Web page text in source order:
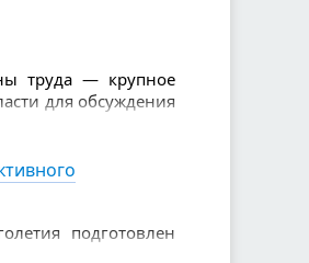
агрессия.
труда — крупное
для обсуждения
защиты
подготовлен